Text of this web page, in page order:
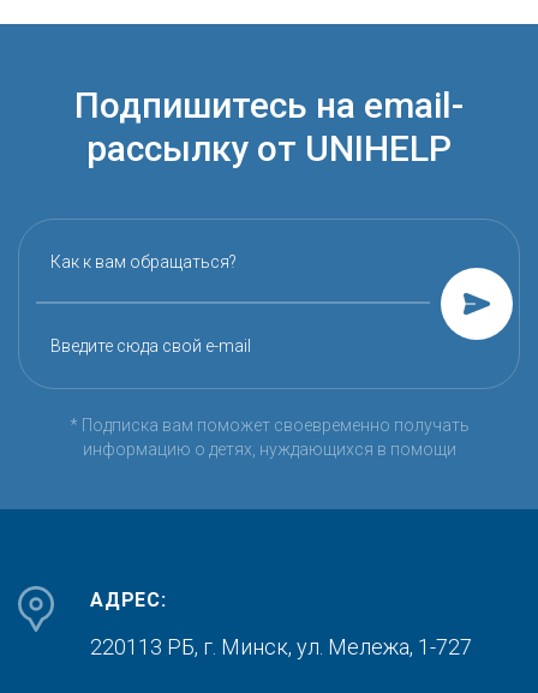
Подпишитесь на email-
рассылку от UNIHELP
Как к вам обращаться?
Введите сюда свой e-mail
* Подписка вам поможет своевременно получать
информацию о детях, нуждающихся в помощи
АДРЕС:
220113 РБ, г. Минск, ул. Мележа, 1-727